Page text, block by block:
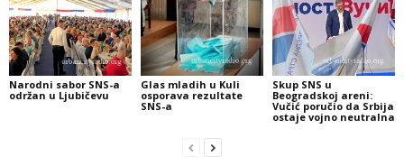
Narodni sabor SNS-a
održan u Ljubičevu
Glas mladih u Kuli
osporava rezultate
SNS-a
Skup SNS u
Beogradskoj areni:
Vučić poručio da Srbija
ostaje vojno neutralna